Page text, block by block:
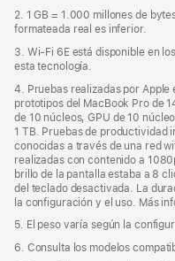
2. 1 GB = 1.000 millones de
formateada real es inferior.
3. Wi‑Fi 6E está disponible en
esta tecnología.
4. Pruebas realizadas por Apple
prototipos del MacBook Pro de
de 10 núcleos, GPU de 10
1 TB. Pruebas de productividad
conocidas a través de una red
realizadas con contenido a
brillo de la pantalla estaba a 8
del teclado desactivada. La
la configuración y el uso. Más
5. El peso varía según la
6. Consulta los modelos